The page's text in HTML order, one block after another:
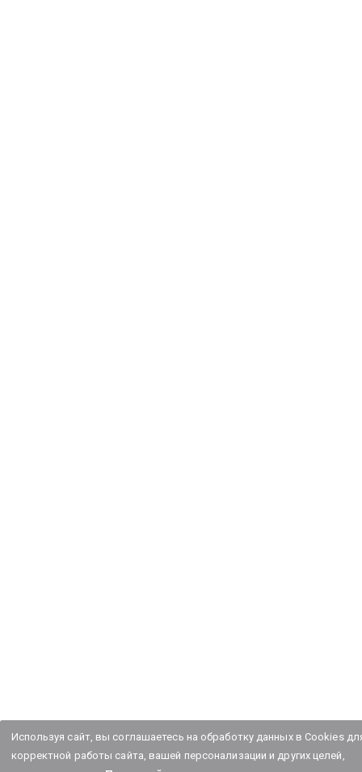
Используя сайт, вы соглашаетесь на обработку данных в Cookies
корректной работы сайта, вашей персонализации и других целей,